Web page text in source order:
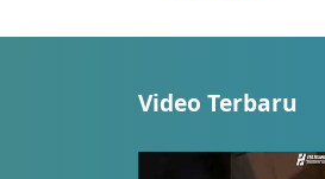
Video Terbaru